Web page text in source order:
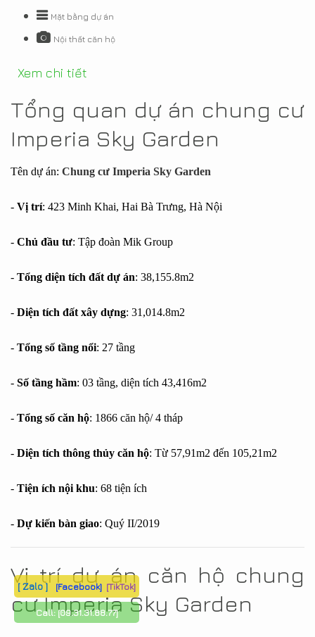
Mặt bằng dự án
Nội thất căn hộ
Xem chi tiết
Tổng quan dự án chung cư
Imperia Sky Garden
Tên dự án: Chung cư Imperia Sky Garden
- Vị trí: 423 Minh Khai, Hai Bà Trưng, Hà Nội
- Chủ đầu tư: Tập đoàn Mik Group
- Tổng diện tích đất dự án: 38,155.8m2
- Diện tích đất xây dựng: 31,014.8m2
- Tổng số tầng nổi: 27 tầng
- Số tầng hầm: 03 tầng, diện tích 43,416m2
- Tổng số căn hộ: 1866 căn hộ/ 4 tháp
- Diện tích thông thủy căn hộ: Từ 57,91m2 đến 105,21m2
- Tiện ích nội khu: 68 tiện ích
- Dự kiến bàn giao: Quý II/2019
Vị trí dự án căn hộ chung
cư Imperia Sky Garden
[ Zalo ] [Facebook] [TikTok]
Call: [09.31.31.88.77]